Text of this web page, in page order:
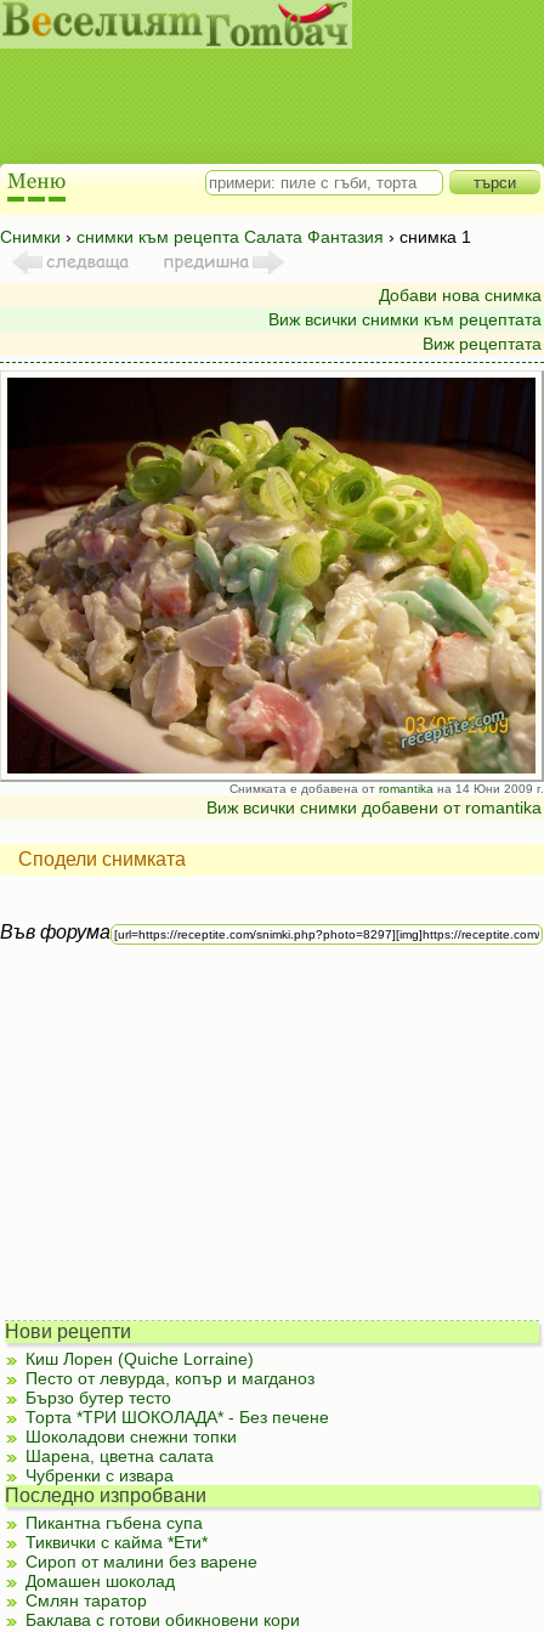
Снимки › снимки към рецепта Салата Фантазия › снимка 1
Добави нова снимка
Виж всички снимки към рецептата
Виж рецептата
Снимката е добавена от romantika на 14 Юни 2009 г.
Виж всички снимки добавени от romantika
Сподели снимката
Във форума
Нови рецепти
Киш Лорен (Quiche Lorraine)
Песто от левурда, копър и магданоз
Бързо бутер тесто
Торта *ТРИ ШОКОЛАДА* - Без печене
Шоколадови снежни топки
Шарена, цветна салата
Чубренки с извара
Последно изпробвани
Пикантна гъбена супа
Тиквички с кайма *Ети*
Сироп от малини без варене
Домашен шоколад
Смлян таратор
Баклава с готови обикновени кори